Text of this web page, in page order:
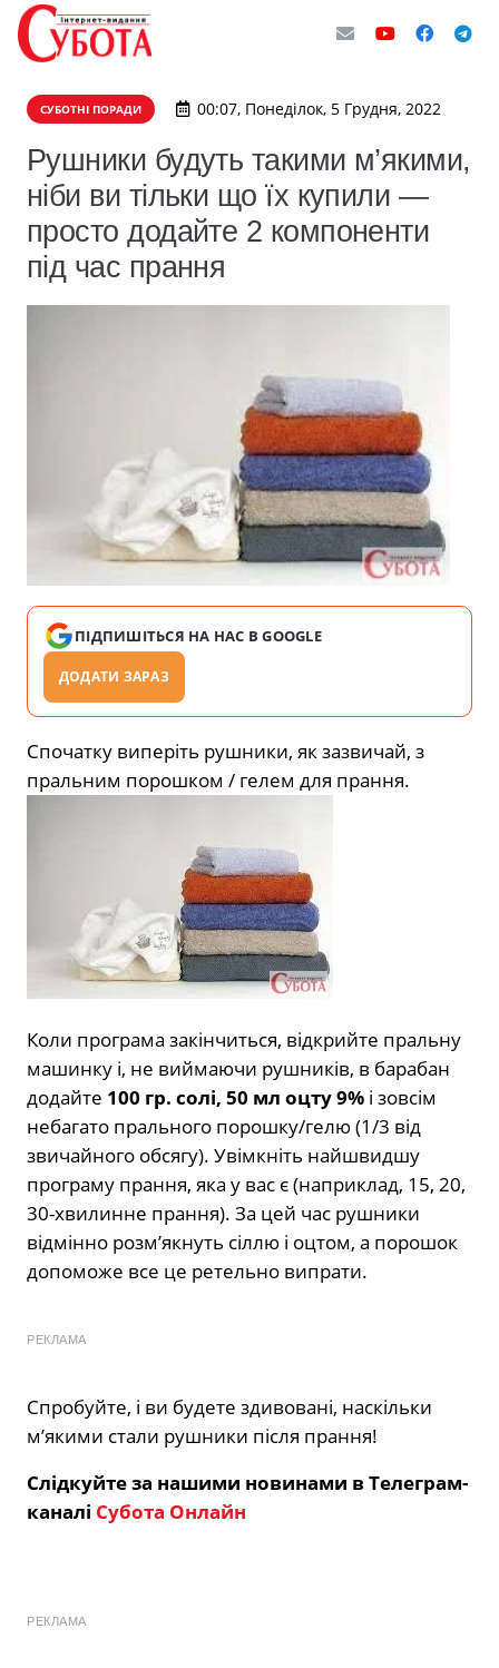
СУБОТНІ ПОРАДИ 00:07, Понеділок, 5 Грудня, 2022
Рушники будуть такими м’якими,
ніби ви тільки що їх купили —
просто додайте 2 компоненти
під час прання
ПІДПИШІТЬСЯ НА НАС В GOOGLE
ДОДАТИ ЗАРАЗ
Спочатку виперіть рушники, як зазвичай, з
пральним порошком / гелем для прання.
Коли програма закінчиться, відкрийте пральну
машинку і, не виймаючи рушників, в барабан
додайте 100 гр. солі, 50 мл оцту 9% і зовсім
небагато прального порошку/гелю (1/3 від
звичайного обсягу). Увімкніть найшвидшу
програму прання, яка у вас є (наприклад, 15, 20,
30-хвилинне прання). За цей час рушники
відмінно розм’якнуть сіллю і оцтом, а порошок
допоможе все це ретельно випрати.
РЕКЛАМА
Спробуйте, і ви будете здивовані, наскільки
м’якими стали рушники після прання!
Слідкуйте за нашими новинами в Телеграм-
каналі Субота Онлайн
РЕКЛАМА